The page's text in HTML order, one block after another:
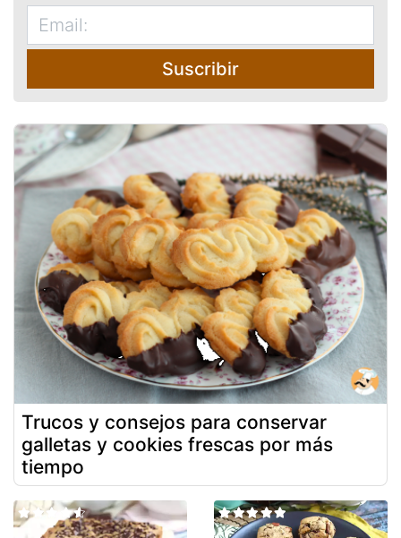
Suscribir
Trucos y consejos para conservar
galletas y cookies frescas por más
tiempo